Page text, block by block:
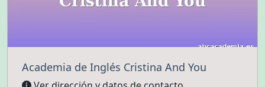
Academia de Inglés Cristina And You